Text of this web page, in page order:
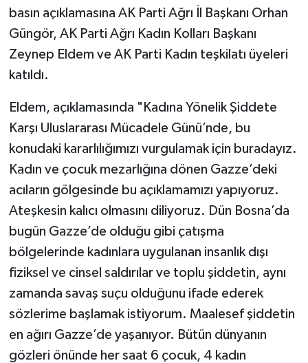
basın açıklamasına AK Parti Ağrı İl Başkanı Orhan
Güngör, AK Parti Ağrı Kadın Kolları Başkanı
Zeynep Eldem ve AK Parti Kadın teşkilatı üyeleri
katıldı.
Eldem, açıklamasında "Kadına Yönelik Şiddete
Karşı Uluslararası Mücadele Günü’nde, bu
konudaki kararlılığımızı vurgulamak için buradayız.
Kadın ve çocuk mezarlığına dönen Gazze’deki
acıların gölgesinde bu açıklamamızı yapıyoruz.
Ateşkesin kalıcı olmasını diliyoruz. Dün Bosna’da
bugün Gazze’de olduğu gibi çatışma
bölgelerinde kadınlara uygulanan insanlık dışı
fiziksel ve cinsel saldırılar ve toplu şiddetin, aynı
zamanda savaş suçu olduğunu ifade ederek
sözlerime başlamak istiyorum. Maalesef şiddetin
en ağırı Gazze’de yaşanıyor. Bütün dünyanın
gözleri önünde her saat 6 çocuk, 4 kadın